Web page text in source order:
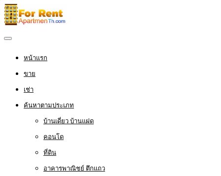
หน้าแรก
ขาย
เช่า
ค้นหาตามประเภท
บ้านเดี่ยว บ้านแฝด
คอนโด
ที่ดิน
อาคารพาณิชย์ ตึกแถว